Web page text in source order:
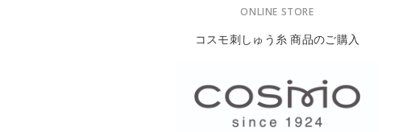
ONLINE STORE
コスモ刺しゅう糸 商品のご購入